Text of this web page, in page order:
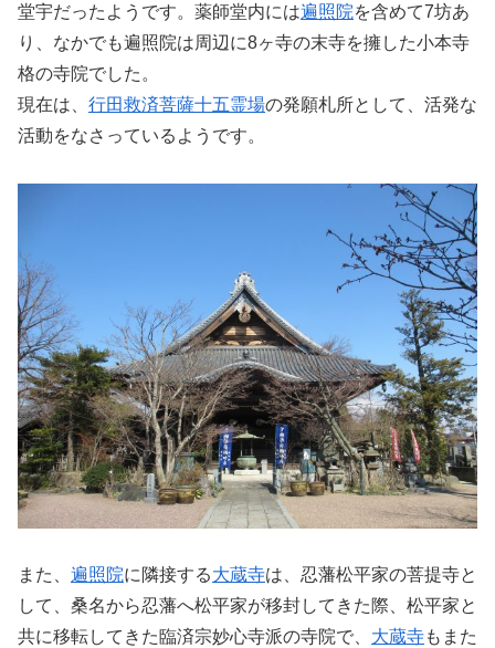
堂宇だったようです。薬師堂内には遍照院を含めて7坊あ
り、なかでも遍照院は周辺に8ヶ寺の末寺を擁した小本寺
格の寺院でした。
現在は、 行田救済菩薩十五霊場の発願札所として、活発な
活動をなさっているようです。
また、 遍照院に隣接する大蔵寺は、忍藩松平家の菩提寺と
して、桑名から忍藩へ松平家が移封してきた際、松平家と
共に移転してきた臨済宗妙心寺派の寺院で、 大蔵寺もまた